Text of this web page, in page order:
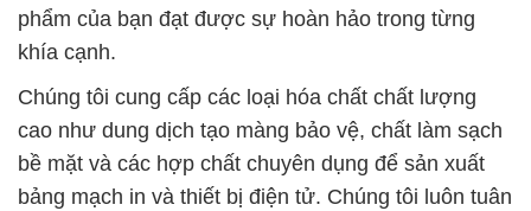
phẩm của bạn đạt được sự hoàn hảo trong từng
khía cạnh.
Chúng tôi cung cấp các loại hóa chất chất lượng
cao như dung dịch tạo màng bảo vệ, chất làm sạch
bề mặt và các hợp chất chuyên dụng để sản xuất
bảng mạch in và thiết bị điện tử. Chúng tôi luôn tuân